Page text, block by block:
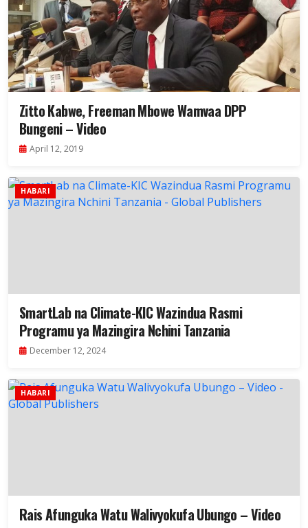
Zitto Kabwe, Freeman Mbowe Wamvaa DPP
Bungeni – Video
April 12, 2019
HABARI
SmartLab na Climate-KIC Wazindua Rasmi
Programu ya Mazingira Nchini Tanzania
December 12, 2024
HABARI
Rais Afunguka Watu Walivyokufa Ubungo – Video